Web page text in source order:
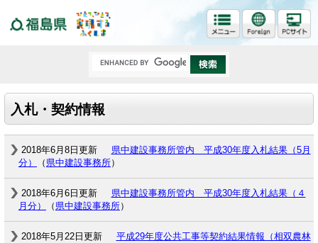
入札・契約情報
2018年6月8日更新
県中建設事務所管内 平成30年度入札結果（5月
分）
（ 県中建設事務所）
2018年6月6日更新
県中建設事務所管内 平成30年度入札結果（４
月分）
（ 県中建設事務所）
2018年5月22日更新
平成29年度公共工事等契約結果情報（相双農林